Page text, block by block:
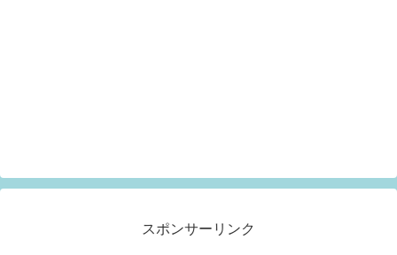
スポンサーリンク